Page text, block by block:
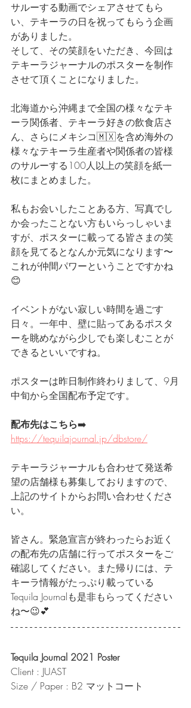
サルーする動画でシェアさせてもら
い、テキーラの日を祝ってもらう企画
がありました。
そして、その笑顔をいただき、今回は
テキーラジャーナルのポスターを制作
させて頂くことになりました。
北海道から沖縄まで全国の様々なテキ
ーラ関係者、テキーラ好きの飲食店さ
ん、さらにメキシコ🇲🇽を含め海外の
様々なテキーラ生産者や関係者の皆様
のサルーする100人以上の笑顔を紙一
枚にまとめました。
私もお会いしたことある方、写真でし
か会ったことない方もいらっしゃいま
すが、ポスターに載ってる皆さまの笑
顔を見てるとなんか元気になります〜
これが仲間パワーということですかね
😊
イベントがない寂しい時間を過ごす
日々。一年中、壁に貼ってあるポスタ
ーを眺めながら少しでも楽しむことが
できるといいですね。
ポスターは昨日制作終わりまして、9月
中旬から全国配布予定です。
配布先はこちら➡️
https://tequilajournal.jp/dbstore/
テキーラジャーナルも合わせて発送希
望の店舗様も募集しておりますので、
上記のサイトからお問い合わせくださ
い。
皆さん。緊急宣言が終わったらお近く
の配布先の店舗に行ってポスターをご
確認してください。また帰りには、テ
キーラ情報がたっぷり載っている
Tequila Journalも是非もらってください
ね〜😉💕
Tequila Journal 2021 Poster
Client : JUAST
Size / Paper : B2 マットコート